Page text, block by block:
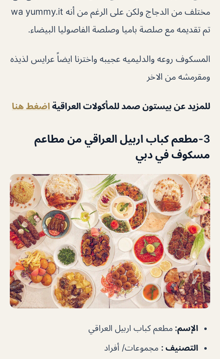
مختلف من الدجاج ولكن على الرغم من أنه wa yummy.it
تم تقديمه مع صلصة باميا وصلصة الفاصوليا البيضاء.
المسكوف روعه والدليميه عجيبه واخترنا ايضاً عرايس لذيذه
ومقرمشه من الاخر
للمزيد عن بيستون صمد للمأكولات العراقية اضغط هنا
3-مطعم كباب اربيل العراقي من مطاعم
مسكوف في دبي
الإسم: مطعم كباب اربيل العراقي
التصنيف : مجموعات/ أفراد